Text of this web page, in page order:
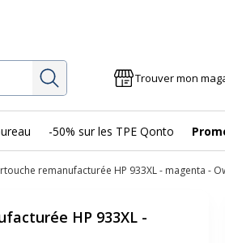
Rechercher Trouver mon
-50% sur les TPE Qonto
remanufacturée HP 933XL - magenta -
HP 933XL -